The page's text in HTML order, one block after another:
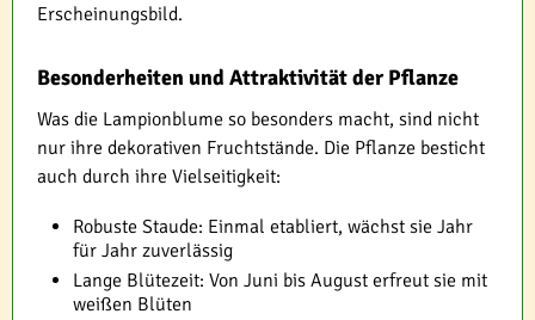
Erscheinungsbild.
Besonderheiten und Attraktivität der Pflanze
Was die Lampionblume so besonders macht, sind nicht
nur ihre dekorativen Fruchtstände. Die Pflanze besticht
auch durch ihre Vielseitigkeit:
Robuste Staude: Einmal etabliert, wächst sie Jahr
für Jahr zuverlässig
Lange Blütezeit: Von Juni bis August erfreut sie mit
weißen Blüten